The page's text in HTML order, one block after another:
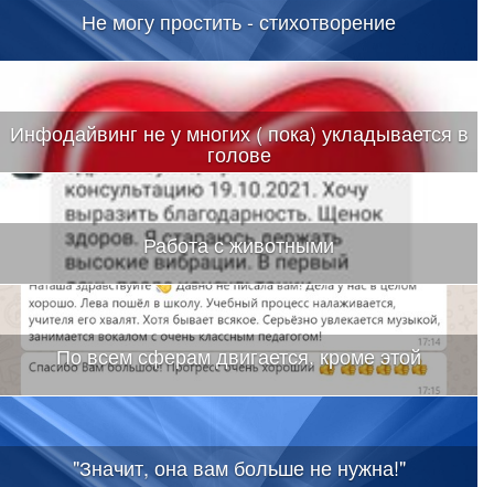
Не могу простить - стихотворение
Инфодайвинг не у многих ( пока) укладывается в
голове
Работа с животными
По всем сферам двигается, кроме этой
"Значит, она вам больше не нужна!"